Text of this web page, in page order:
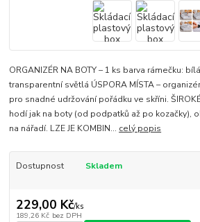
ORGANIZÉR NA BOTY – 1 ks barva rámečku:
transparentní světlá ÚSPORA MÍSTA –
pro snadné udržování pořádku ve skříni.
hodí jak na boty (od podpatků až po kozačky),
na nářadí. LZE JE KOMBIN... celý popis
Dostupnost Skladem
229,00 Kč/ks
189,26 Kč bez DPH